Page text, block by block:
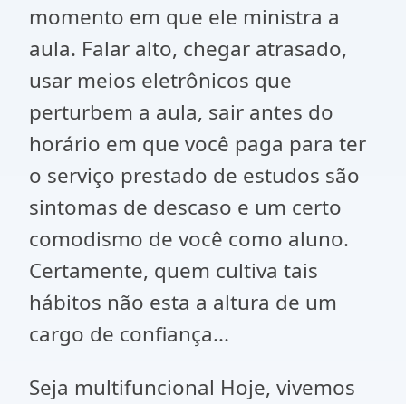
momento em que ele ministra a
aula. Falar alto, chegar atrasado,
usar meios eletrônicos que
perturbem a aula, sair antes do
horário em que você paga para ter
o serviço prestado de estudos são
sintomas de descaso e um certo
comodismo de você como aluno.
Certamente, quem cultiva tais
hábitos não esta a altura de um
cargo de confiança...
Seja multifuncional Hoje, vivemos